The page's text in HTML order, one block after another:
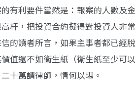
有利要件當然是：報案的人數及金
杆，把投資合約擬得對投資人非常
的讀者所言，如果主事者都已經脫
值還不如衛生紙（衛生紙至少可以
十萬請律師，情何以堪。